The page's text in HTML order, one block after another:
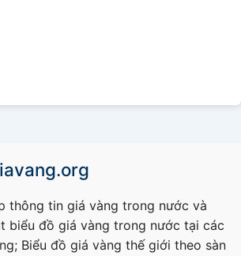
thông tin giá vàng trong nước và
biểu đồ giá vàng trong nước tại các
Biểu đồ giá vàng thế giới theo sàn